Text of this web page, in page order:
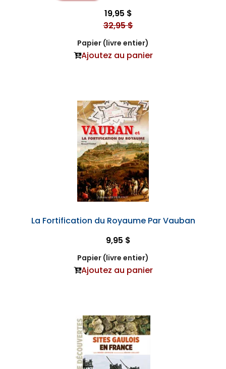
19,95 $
32,95 $
Papier (livre entier)
Ajoutez au panier
La Fortification du Royaume Par Vauban
9,95 $
Papier (livre entier)
Ajoutez au panier